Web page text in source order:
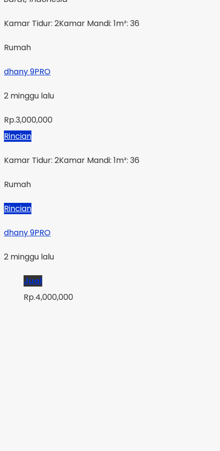
Kamar Tidur: 2Kamar Mandi: 1m²: 36
Rumah
dhany 9PRO
2 minggu lalu
Rp.3,000,000
Rincian
Kamar Tidur: 2Kamar Mandi: 1m²: 36
Rumah
Rincian
dhany 9PRO
2 minggu lalu
Jual
Rp.4,000,000